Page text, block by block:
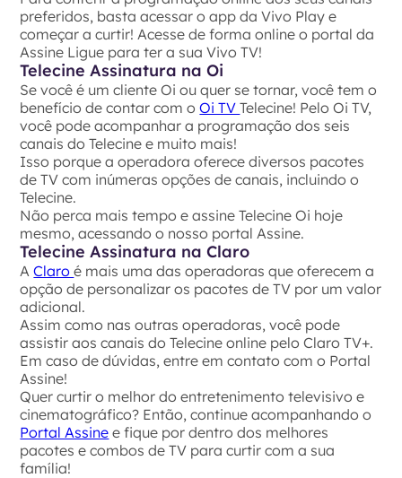
preferidos, basta acessar o app da Vivo Play e
começar a curtir! Acesse de forma online o portal da
Assine Ligue para ter a sua Vivo TV!
Telecine Assinatura na Oi
Se você é um cliente Oi ou quer se tornar, você tem o
benefício de contar com oOi TVTelecine! Pelo Oi TV,
você pode acompanhar a programação dos seis
canais do Telecine e muito mais!
Isso porque a operadora oferece diversos pacotes
de TV com inúmeras opções de canais, incluindo o
Telecine.
Não perca mais tempo e assine Telecine Oi hoje
mesmo, acessando o nosso portal Assine.
Telecine Assinatura na Claro
AClaroé mais uma das operadoras que oferecem a
opção de personalizar os pacotes de TV por um valor
adicional.
Assim como nas outras operadoras, você pode
assistir aos canais do Telecine online pelo Claro TV+.
Em caso de dúvidas, entre em contato com o Portal
Assine!
Quer curtir o melhor do entretenimento televisivo e
cinematográfico? Então, continue acompanhando o
Portal Assine e fique por dentro dos melhores
pacotes e combos de TV para curtir com a sua
família!